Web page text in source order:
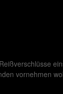
vornehmen